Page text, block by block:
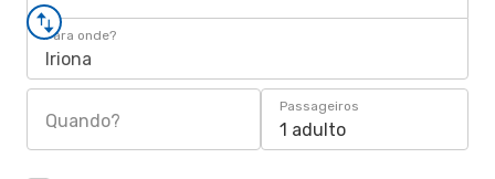
Para onde?
Iriona
Quando?
Passageiros
1 adulto